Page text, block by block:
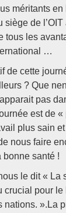
méritants en
siège de
tous les
…
de cette
? Que
pas
est de
plus sain
nous faire
bonne santé !
le dit « La
crucial pour
nations. ».La